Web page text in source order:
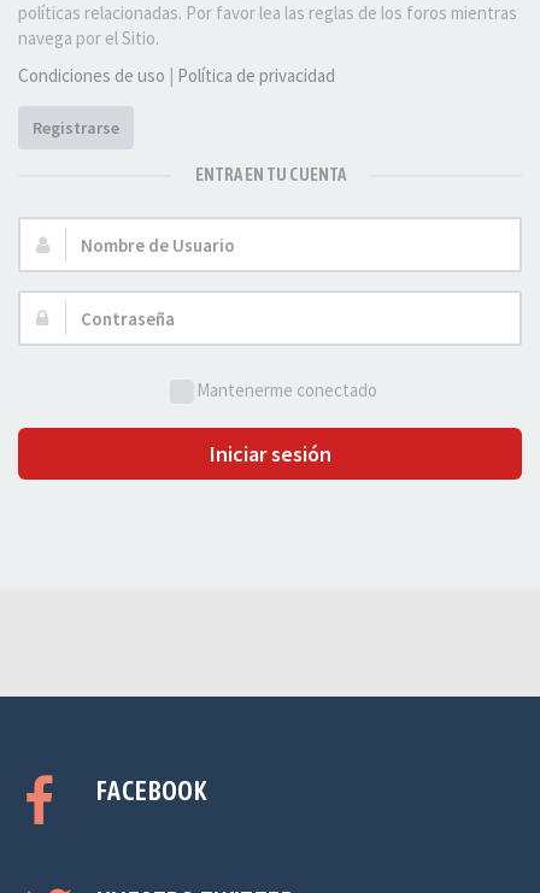
políticas relacionadas. Por favor lea las reglas de los foros mientras
navega por el Sitio.
Condiciones de uso | Política de privacidad
Registrarse
ENTRA EN TU CUENTA
Nombre
de
Usuario:
Contraseña:
Mantenerme conectado
Iniciar sesión
FACEBOOK